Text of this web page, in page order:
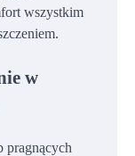
wszystkim
w
pragnących